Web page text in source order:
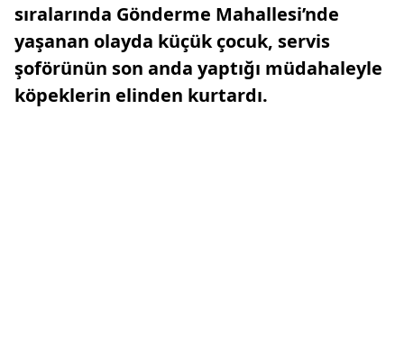
sıralarında Gönderme Mahallesi’nde
yaşanan olayda küçük çocuk, servis
şoförünün son anda yaptığı müdahaleyle
köpeklerin elinden kurtardı.